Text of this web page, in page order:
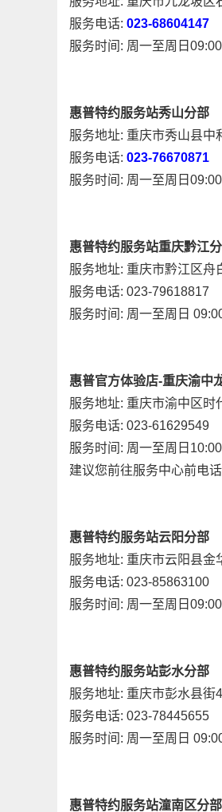
服务电话: 023-68604147
服务时间: 周一至周日
惠普特约服务站秀山分部
服务地址: 重庆市秀山县
服务电话: 023-76670871
服务时间: 周一至周日
惠普特约服务站重庆黔江
服务地址: 重庆市黔江区
服务电话: 023-79618817
服务时间: 周一至周日
惠普官方体验店-重庆渝中
服务地址: 重庆市渝中区时
服务电话: 023-61629549
服务时间: 周一至周日
建议您前往服务中心前电
惠普特约服务站云阳分部
服务地址: 重庆市云阳县金
服务电话: 023-85863100
服务时间: 周一至周日
惠普特约服务站彭水分部
服务地址: 重庆市彭水县
服务电话: 023-78445655
服务时间: 周一至周日
惠普特约服务站潼南区分部